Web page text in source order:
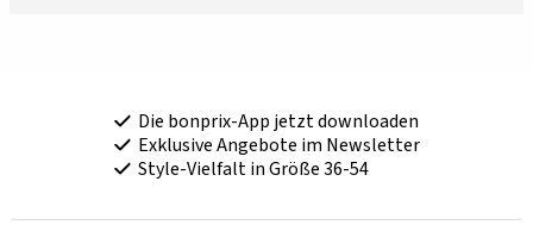
Die bonprix-App jetzt downloaden
Exklusive Angebote im Newsletter
Style-Vielfalt in Größe 36-54